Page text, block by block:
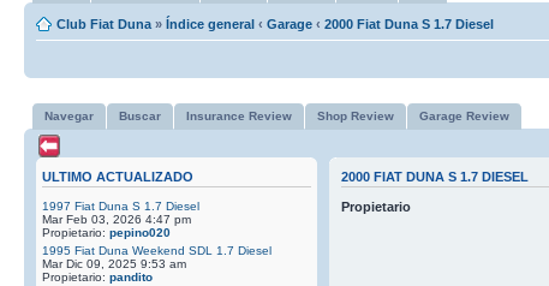
Club Fiat Duna » Índice general ‹ Garage ‹ 2000 Fiat Duna S 1.7 Diesel
Navegar Buscar Insurance Review Shop Review Garage Review
ULTIMO ACTUALIZADO
1997 Fiat Duna S 1.7 Diesel
Mar Feb 03, 2026 4:47 pm
Propietario: pepino020
1995 Fiat Duna Weekend SDL 1.7 Diesel
Mar Dic 09, 2025 9:53 am
Propietario: pandito
2000 FIAT DUNA S 1.7 DIESEL
Propietario